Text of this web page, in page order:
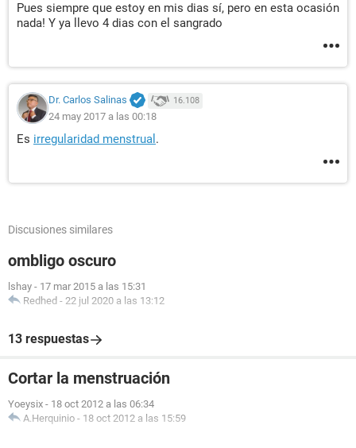
Pues siempre que estoy en mis dias sí, pero en esta ocasión
nada! Y ya llevo 4 dias con el sangrado
Dr. Carlos Salinas 16.108
24 may 2017 a las 00:18
Es irregularidad menstrual .
Discusiones similares
ombligo oscuro
lshay - 17 mar 2015 a las 15:31
Redhed - 22 jul 2020 a las 13:12
13 respuestas
Cortar la menstruación
Yoeysix - 18 oct 2012 a las 06:34
A.Herquinio - 18 oct 2012 a las 15:59